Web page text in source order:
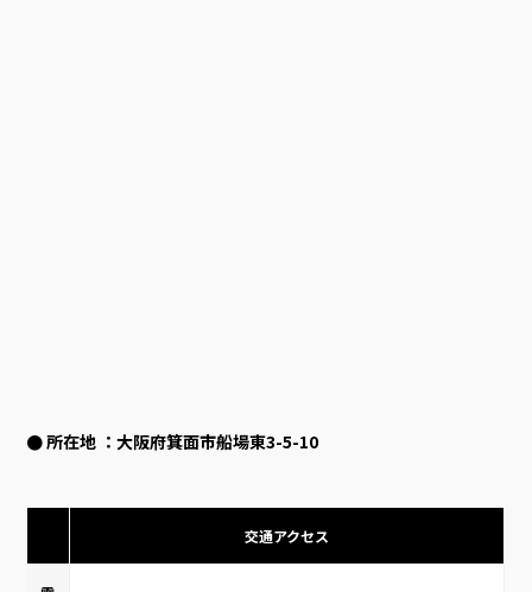
● 所在地 ：大阪府箕面市船場東3-5-10
交通アクセス